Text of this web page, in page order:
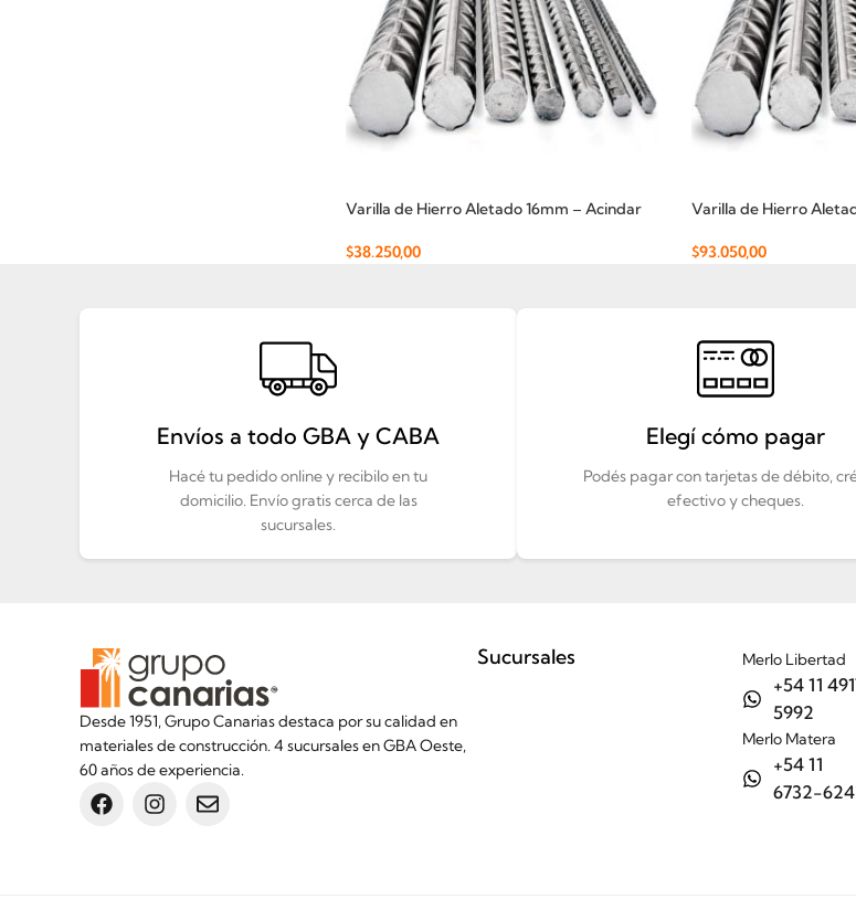
Varilla de Hierro Aletado 16mm – Acindar
$38.250,00
Varilla de Hierro
$93.050,00
Envíos a todo GBA y CABA
Hacé tu pedido online y recibilo en tu
domicilio. Envío gratis cerca de las
sucursales.
Elegí cómo pagar
Podés pagar con tarjetas de débito,
efectivo y cheques.
Desde 1951, Grupo Canarias destaca por su calidad en
materiales de construcción. 4 sucursales en GBA Oeste,
60 años de experiencia.
Sucursales Merlo Libertad
+54 11
5992
Merlo Matera
+54 11
6732-